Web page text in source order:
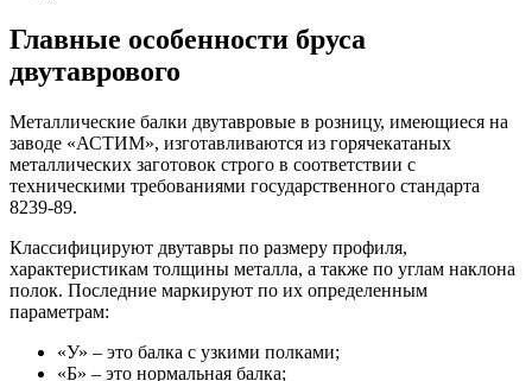
алюминиевая
Шестигранник
латунный
Круг
латунный
(пруток)
Лента
Лист
латунный
Труба
медная
Задвижки
Группы
товары
Главные особенности бруса
двутаврового
Металлические балки двутавровые в розницу, имеющиеся на
заводе «АСТИМ», изготавливаются из горячекатаных
металлических заготовок строго в соответствии с
техническими требованиями государственного стандарта
8239-89.
Классифицируют двутавры по размеру профиля,
характеристикам толщины металла, а также по углам наклона
полок. Последние маркируют по их определенным
параметрам:
«У» – это балка с узкими полками;
«Б» – это нормальная балка;